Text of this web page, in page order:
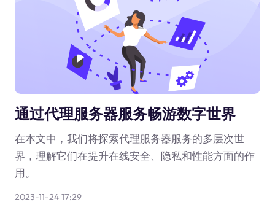
通过代理服务器服务畅游数字世界
在本文中，我们将探索代理服务器服务的多层次世
界，理解它们在提升在线安全、隐私和性能方面的作
用。
2023-11-24 17:29